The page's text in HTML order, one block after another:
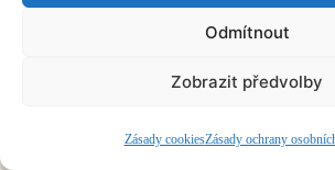
Odmítnout
Zobrazit předvolby
Zásady cookiesZásady ochrany
vychází 25. října 2024. Blixa
předměty, do kterých potom mohl